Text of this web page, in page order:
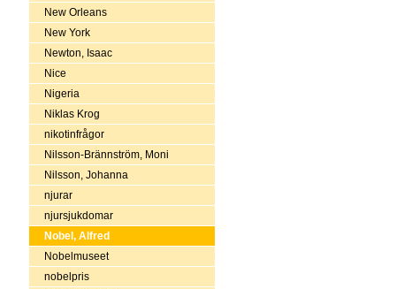
New Orleans
New York
Newton, Isaac
Nice
Nigeria
Niklas Krog
nikotinfrågor
Nilsson-Brännström, Moni
Nilsson, Johanna
njurar
njursjukdomar
Nobel, Alfred
Nobelmuseet
nobelpris